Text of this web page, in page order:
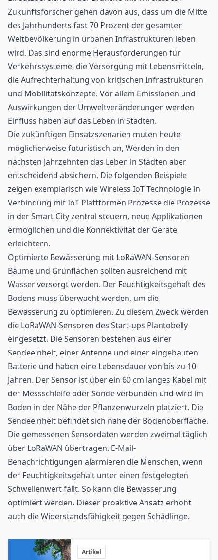
Zukunftsforscher gehen davon aus, dass um die Mitte
des Jahrhunderts fast 70 Prozent der gesamten
Weltbevölkerung in urbanen Infrastrukturen leben
wird. Das sind enorme Herausforderungen für
Verkehrssysteme, die Versorgung mit Lebensmitteln,
die Aufrechterhaltung von kritischen Infrastrukturen
und Mobilitätskonzepte. Vor allem Emissionen und
Auswirkungen der Umweltveränderungen werden
Einfluss haben auf das Leben in Städten.
Die zukünftigen Einsatzszenarien muten heute
möglicherweise futuristisch an, Werden in den
nächsten Jahrzehnten das Leben in Städten aber
entscheidend absichern. Die folgenden Beispiele
zeigen exemplarisch wie Wireless IoT Technologie in
Verbindung mit IoT Plattformen Prozesse die Prozesse
in der Smart City zentral steuern, neue Applikationen
ermöglichen und die Konnektivität der Geräte
erleichtern.
Optimierte Bewässerung mit LoRaWAN-Sensoren
Bäume und Grünflächen sollten ausreichend mit
Wasser versorgt werden. Der Feuchtigkeitsgehalt des
Bodens muss überwacht werden, um die
Bewässerung zu optimieren. Zu diesem Zweck werden
die LoRaWAN-Sensoren des Start-ups Plantobelly
eingesetzt. Die Sensoren bestehen aus einer
Sendeeinheit, einer Antenne und einer eingebauten
Batterie und haben eine Lebensdauer von bis zu 10
Jahren. Der Sensor ist über ein 60 cm langes Kabel mit
der Messschleife oder Sonde verbunden und wird im
Boden in der Nähe der Pflanzenwurzeln platziert. Die
Sendeeinheit befindet sich nahe der Bodenoberfläche.
Die gemessenen Sensordaten werden zweimal täglich
über LoRaWAN übertragen. E-Mail-
Benachrichtigungen alarmieren die Menschen, wenn
der Feuchtigkeitsgehalt unter einen festgelegten
Schwellenwert fällt. So kann die Bewässerung
optimiert werden. Dieser proaktive Ansatz erhöht
auch die Widerstandsfähigkeit gegen Schädlinge.
Artikel